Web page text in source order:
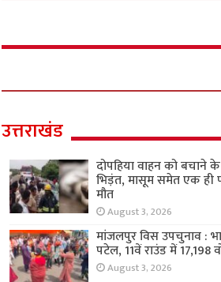
उत्तराखंड
दोपहिया वाहन को बचाने
भिड़ंत, मासूम समेत एक ही
मौत
August 3, 2026
मांजलपुर विस उपचुनाव :
पटेल, 11वें राउंड में 17,198
August 3, 2026